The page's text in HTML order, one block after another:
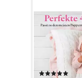
KINDERPLAY
STROLLERS
Babypuppe
Babypuppe
& interaktiv
(2)